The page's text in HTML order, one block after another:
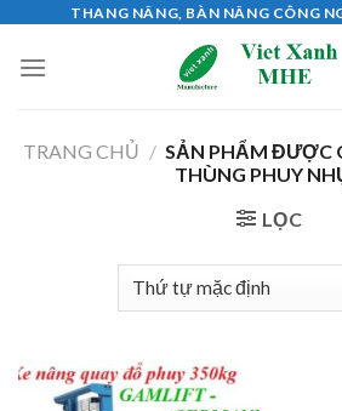
content
THANG NÂNG, BÀN NÂNG CÔNG
TRANG CHỦ / SẢN PHẨM ĐƯỢC
THÙNG PHUY
LỌC